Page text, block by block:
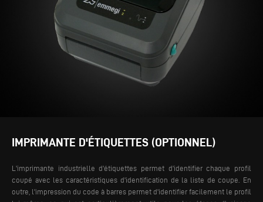
IMPRIMANTE D'ÉTIQUETTES (OPTIONNEL)
L'imprimante industrielle d'étiquettes permet d'identifier chaque profil
coupé avec les caractéristiques d'identification de la liste de coupe. En
outre, l'impression du code à barres permet d'identifier facilement le profil